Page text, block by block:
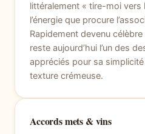
littéralement « tire-moi vers
l’énergie que procure
Rapidement devenu
reste aujourd’hui l’un des
appréciés pour sa
texture crémeuse.
Accords mets & vins